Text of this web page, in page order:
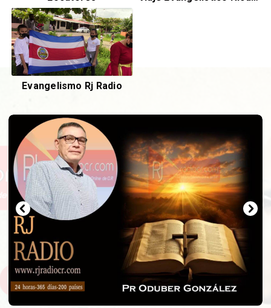
Evangelismo Rj Radio